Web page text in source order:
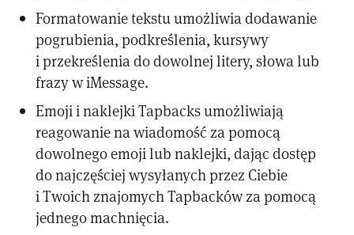
Formatowanie tekstu umożliwia dodawanie
pogrubienia, podkreślenia, kursywy
i przekreślenia do dowolnej litery, słowa lub
frazy w iMessage.
Emoji i naklejki Tapbacks umożliwiają
reagowanie na wiadomość za pomocą
dowolnego emoji lub naklejki, dając dostęp
do najczęściej wysyłanych przez Ciebie
i Twoich znajomych Tapbacków za pomocą
jednego machnięcia.